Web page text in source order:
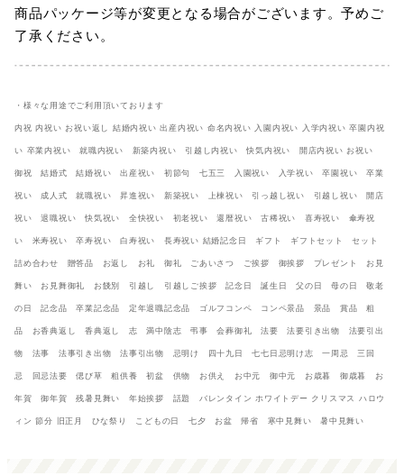
商品パッケージ等が変更となる場合がございます。予めご
了承ください。
・様々な用途でご利用頂いております
内祝 内祝い お祝い返し 結婚内祝い 出産内祝い 命名内祝い 入園内祝い 入学内祝い 卒園内祝
い 卒業内祝い 就職内祝い 新築内祝い 引越し内祝い 快気内祝い 開店内祝い お祝い
御祝 結婚式 結婚祝い 出産祝い 初節句 七五三 入園祝い 入学祝い 卒園祝い 卒業
祝い 成人式 就職祝い 昇進祝い 新築祝い 上棟祝い 引っ越し祝い 引越し祝い 開店
祝い 退職祝い 快気祝い 全快祝い 初老祝い 還暦祝い 古稀祝い 喜寿祝い 傘寿祝
い 米寿祝い 卒寿祝い 白寿祝い 長寿祝い 結婚記念日 ギフト ギフトセット セット
詰め合わせ 贈答品 お返し お礼 御礼 ごあいさつ ご挨拶 御挨拶 プレゼント お見
舞い お見舞御礼 お餞別 引越し 引越しご挨拶 記念日 誕生日 父の日 母の日 敬老
の日 記念品 卒業記念品 定年退職記念品 ゴルフコンペ コンペ景品 景品 賞品 粗
品 お香典返し 香典返し 志 満中陰志 弔事 会葬御礼 法要 法要引き出物 法要引出
物 法事 法事引き出物 法事引出物 忌明け 四十九日 七七日忌明け志 一周忌 三回
忌 回忌法要 偲び草 粗供養 初盆 供物 お供え お中元 御中元 お歳暮 御歳暮 お
年賀 御年賀 残暑見舞い 年始挨拶 話題 バレンタイン ホワイトデー クリスマス ハロウ
ィン 節分 旧正月 ひな祭り こどもの日 七夕 お盆 帰省 寒中見舞い 暑中見舞い